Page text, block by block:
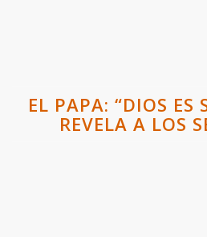
EL PAPA: “DIOS ES
REVELA A LOS